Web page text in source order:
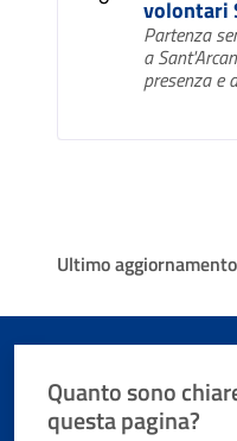
volontari
Partenza
a
presenza e
Ultimo
Quanto sono
questa pagina?